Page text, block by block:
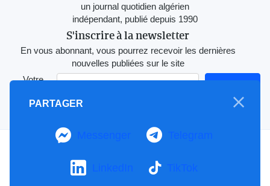
un journal quotidien algérien
indépendant, publié depuis 1990
S'inscrire à la newsletter
En vous abonnant, vous pourrez recevoir les dernières
nouvelles publiées sur le site
Votre
mail
PARTAGER
Messenger Telegram
LinkedIn TikTok